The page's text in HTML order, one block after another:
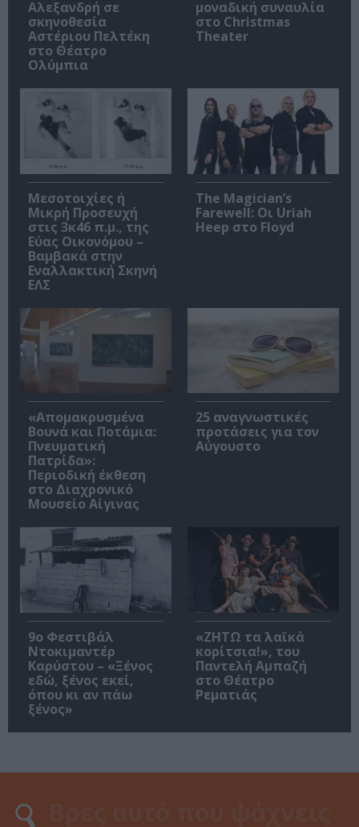
Αλεξανδρή σε
σκηνοθεσία
Αστέριου Πελτέκη
στο Θέατρο
Ολύμπια
μοναδική συναυλία
στο Christmas
Theater
Μεσοτοιχίες ή
Μικρή Προσευχή
στις 3κ46 π.μ., της
Εύας Οικονόμου –
Βαμβακά στην
Εναλλακτική Σκηνή
ΕΛΣ
The Magician’s
Farewell: Οι Uriah
Heep στο Floyd
«Απομακρυσμένα
Βουνά και Ποτάμια:
Πνευματική
Πατρίδα»:
Περιοδική έκθεση
στο Διαχρονικό
Μουσείο Αίγινας
25 αναγνωστικές
προτάσεις για τον
Αύγουστο
9ο Φεστιβάλ
Ντοκιμαντέρ
Καρύστου – «Ξένος
εδώ, ξένος εκεί,
όπου κι αν πάω
ξένος»
«ΖΗΤΩ τα λαϊκά
κορίτσια!», του
Παντελή Αμπαζή
στο Θέατρο
Ρεματιάς